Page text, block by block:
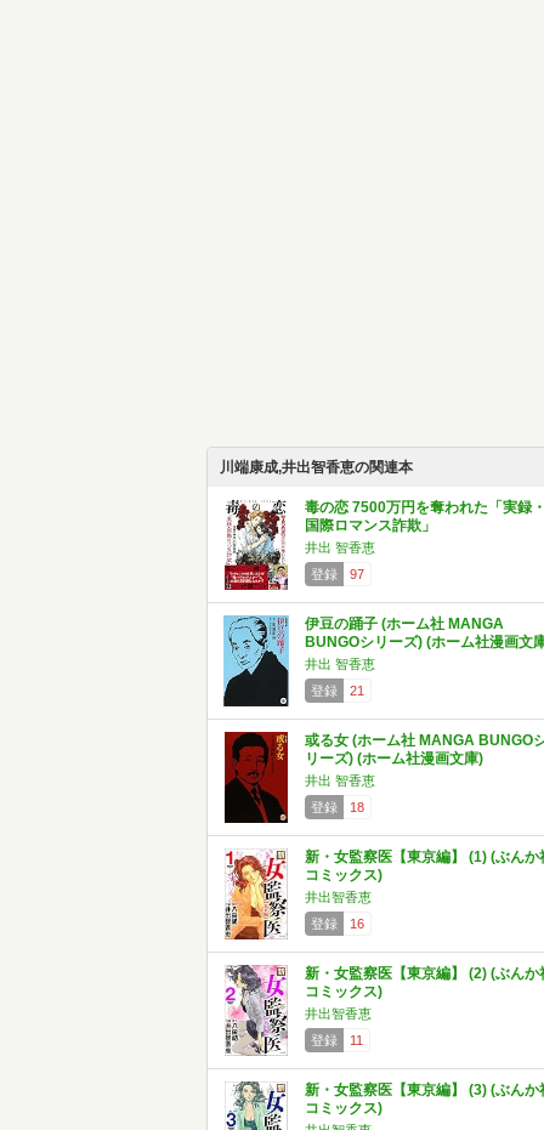
川端康成,井出智香恵の関連本
毒の恋 7500万円を奪われた「実録
国際ロマンス詐欺」
井出 智香恵
登録
97
伊豆の踊子 (ホーム社 MANGA
BUNGOシリーズ) (ホーム社漫画文
井出 智香恵
登録
21
或る女 (ホーム社 MANGA BUNGO
リーズ) (ホーム社漫画文庫)
井出 智香恵
登録
18
新・女監察医【東京編】 (1) (ぶんか
コミックス)
井出智香恵
登録
16
新・女監察医【東京編】 (2) (ぶんか
コミックス)
井出智香恵
登録
11
新・女監察医【東京編】 (3) (ぶんか
コミックス)